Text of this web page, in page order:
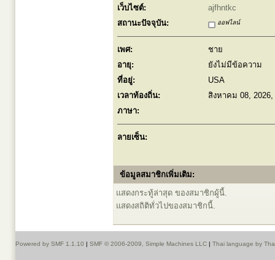
เว็บไซต์:
ajfhntkc
สถานะปัจจุบัน:
ออฟไลน์
เพศ:
ชาย
อายุ:
ยังไม่มีข้อความ
ที่อยู่:
USA
เวลาท้องถิ่น:
สิงหาคม 08, 2026,
ภาษา:
ลายเซ็น:
ข้อมูลสมาชิกเพิ่มเติม:
แสดงกระทู้ล่าสุด ของสมาชิกผู้นี้.
แสดงสถิติทั่วไปของสมาชิกนี้.
Powered by SMF 1.1.10 | SMF © 2006-2009, Simple Machines LLC | Thai language by